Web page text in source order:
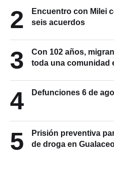
2
Encuentro con Milei
seis acuerdos
3
Con 102 años,
toda una comunidad
4 Defunciones 6 de
5
Prisión preventiva
de droga en